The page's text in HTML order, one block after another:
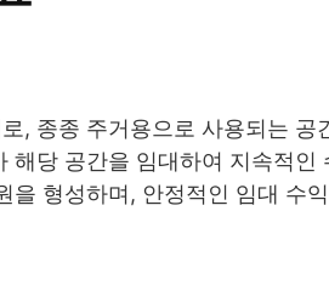
, 종종 주거용으로 사용되는 공
당 공간을 임대하여 지속적인
형성하며, 안정적인 임대 수